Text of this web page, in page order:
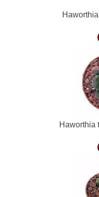
Haworthia